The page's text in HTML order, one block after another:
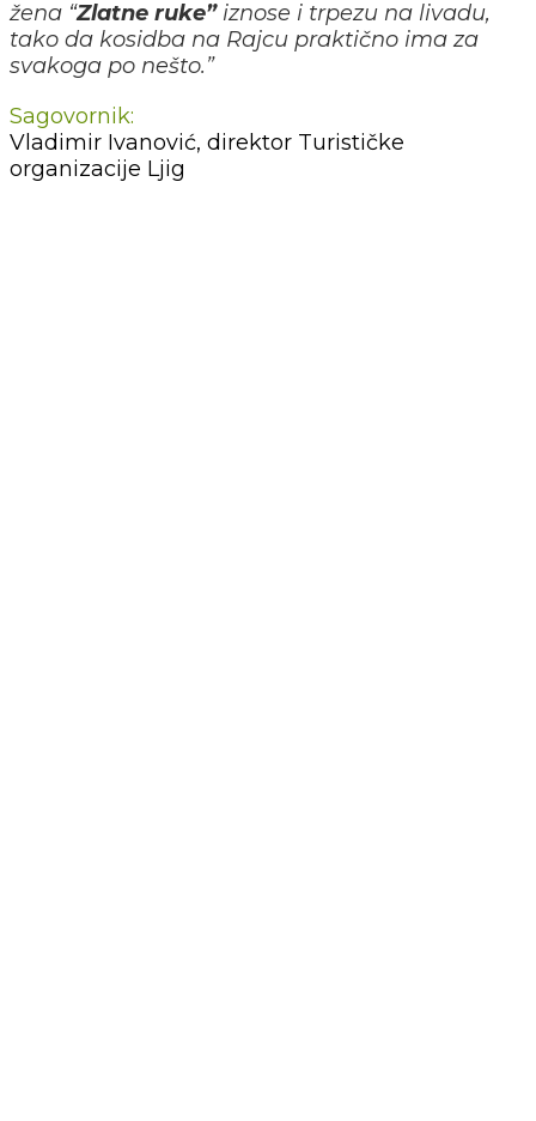
žena “Zlatne ruke”iznose i trpezu na livadu,
tako da kosidba na Rajcu praktično ima za
svakoga po nešto.”
Sagovornik:
Vladimir Ivanović, direktor Turističke
organizacije Ljig